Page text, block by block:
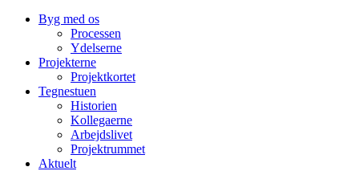
Byg med os
Processen
Ydelserne
Projekterne
Projektkortet
Tegnestuen
Historien
Kollegaerne
Arbejdslivet
Projektrummet
Aktuelt